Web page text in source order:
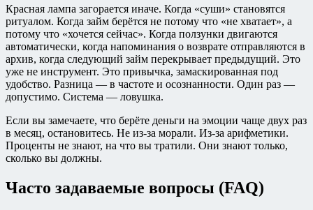
Красная лампа загорается иначе. Когда «суши» становятся
ритуалом. Когда займ берётся не потому что «не хватает», а
потому что «хочется сейчас». Когда ползунки двигаются
автоматически, когда напоминания о возврате отправляются в
архив, когда следующий займ перекрывает предыдущий. Это
уже не инструмент. Это привычка, замаскированная под
удобство. Разница — в частоте и осознанности. Один раз —
допустимо. Система — ловушка.
Если вы замечаете, что берёте деньги на эмоции чаще двух раз
в месяц, остановитесь. Не из-за морали. Из-за арифметики.
Проценты не знают, на что вы тратили. Они знают только,
сколько вы должны.
Часто задаваемые вопросы (FAQ)